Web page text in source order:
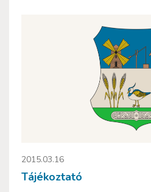
2015.03.16
Tájékoztató